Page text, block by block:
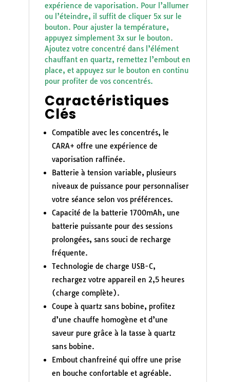
expérience de vaporisation. Pour l’allumer
ou l’éteindre, il suffit de cliquer 5x sur le
bouton. Pour ajuster la température,
appuyez simplement 3x sur le bouton.
Ajoutez votre concentré dans l’élément
chauffant en quartz, remettez l’embout en
place, et appuyez sur le bouton en continu
pour profiter de vos concentrés.
Caractéristiques
Clés
Compatible avec les concentrés, le
CARA+ offre une expérience de
vaporisation raffinée.
Batterie à tension variable, plusieurs
niveaux de puissance pour personnaliser
votre séance selon vos préférences.
Capacité de la batterie 1700mAh, une
batterie puissante pour des sessions
prolongées, sans souci de recharge
fréquente.
Technologie de charge USB-C,
rechargez votre appareil en 2,5 heures
(charge complète).
Coupe à quartz sans bobine, profitez
d’une chauffe homogène et d’une
saveur pure grâce à la tasse à quartz
sans bobine.
Embout chanfreiné qui offre une prise
en bouche confortable et agréable.